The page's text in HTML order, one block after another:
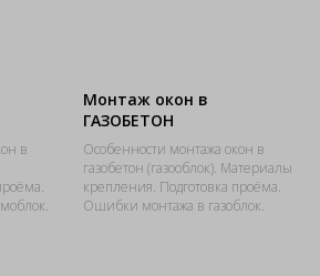
в
Монтаж окон в
ГАЗОБЕТОН
Особенности монтажа окон в
газобетон (газооблок). Материалы
крепления. Подготовка проёма.
Ошибки монтажа в газоблок.​